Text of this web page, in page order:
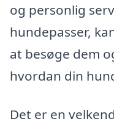
og personlig
hundepasser,
at besøge dem
hvordan din
Det er en